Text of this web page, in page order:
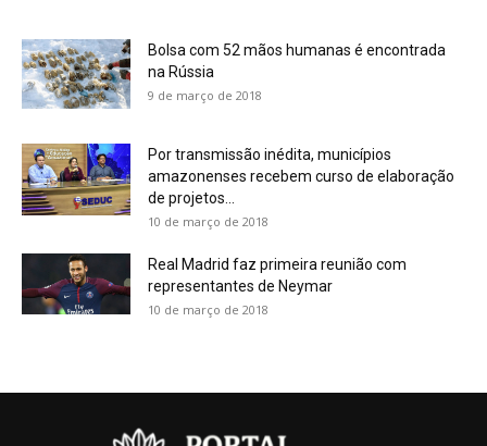
Bolsa com 52 mãos humanas é encontrada
na Rússia
9 de março de 2018
Por transmissão inédita, municípios
amazonenses recebem curso de elaboração
de projetos...
10 de março de 2018
Real Madrid faz primeira reunião com
representantes de Neymar
10 de março de 2018